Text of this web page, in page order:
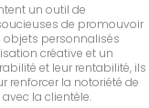
un outil de
de promouvoir
objets personnalisés
créative et un
et leur rentabilité, ils
renforcer la notoriété de
la clientèle.